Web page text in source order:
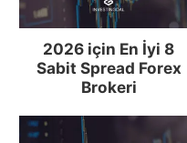
2026 için En İyi 8
Sabit Spread Forex
Brokeri